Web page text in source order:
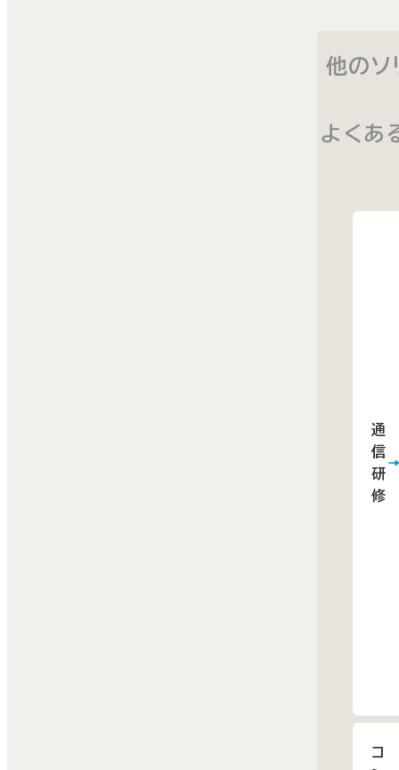
のお
を終
容を
確認
上、法
でき
をご
て空
る場
りま
他のソ
よくあ
通
信
研
修
コ